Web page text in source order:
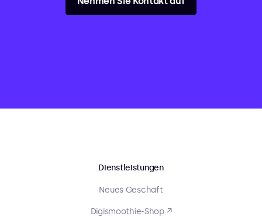
Dienstleistungen
Neues Geschäft
Digismoothie-Shop ↗